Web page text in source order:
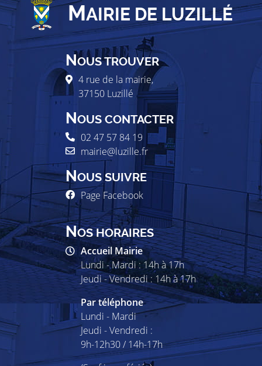
MAIRIE DE LUZILLÉ
NOUS TROUVER
4 rue de la mairie,
37150 Luzillé
NOUS CONTACTER
02 47 57 84 19
mairie@luzille.fr
NOUS SUIVRE
Page Facebook
NOS HORAIRES
Accueil Mairie
Lundi - Mardi : 14h à 17h
Jeudi - Vendredi : 14h à 17h
Par téléphone
Lundi - Mardi
Jeudi - Vendredi :
9h-12h30 / 14h-17h